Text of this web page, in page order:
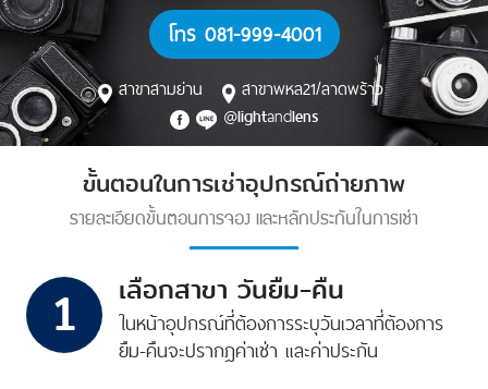
โทร 081-999-4001
สาขาสามย่าน
สาขาพหล21/ลาดพร้าว
@lightandlens
ขั้นตอนในการเช่าอุปกรณ์ถ่ายภาพ
รายละเอียดขั้นตอนการจอง และหลักประกันในการเช่า
1 เลือกสาขา วันยืม-คืน
ในหน้าอุปกรณ์ที่ต้องการระบุวันเวลาที่ต้องการ
ยืม-คืนจะปรากฎค่าเช่า และค่าประกัน